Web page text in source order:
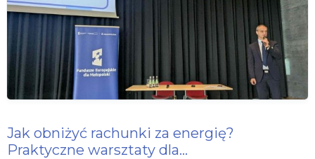
Jak obniżyć rachunki za energię?
Praktyczne warsztaty dla…